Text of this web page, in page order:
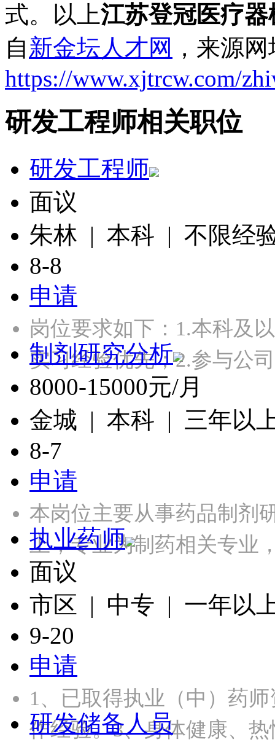
式。以上江苏登冠医疗
自新金坛人才网 ，来源
https://www.xjtrcw.com/
研发工程师相关职位
研发工程师
面议
朱林 | 本科 | 不限经
8-8
申请
岗位要求如下：1.本科及
实习经验优先；2.参与公
制剂研究分析
8000-15000元/月
金城 | 本科 | 三年以
8-7
申请
本岗位主要从事药品制剂
上，专业为制药相关专
执业药师
面议
市区 | 中专 | 一年以
9-20
申请
1、已取得执业（中）药
作经验。3、身体健康、
研发储备人员